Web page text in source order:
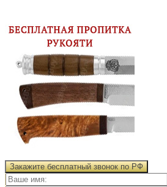
Закажите бесплатный звонок по РФ